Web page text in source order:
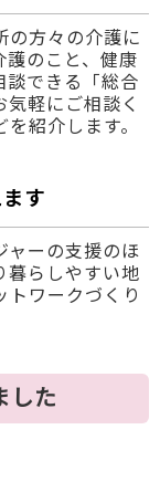
の方々の介護に
のこと、健康
談できる「総合
軽にご相談く
紹介します。
す
ャーの支援のほ
暮らしやすい地
ワークづくり
した